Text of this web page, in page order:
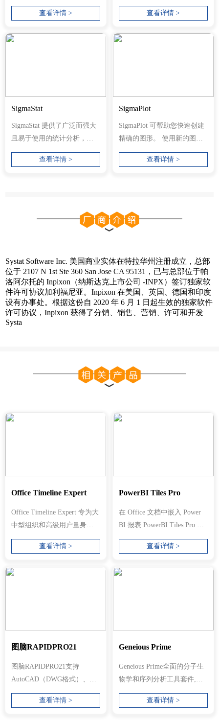
图表和图形，简化您的研究
并增强您...
查看详情 >
包括高达 16 位的灰度图像。
查看详情 >
SigmaStat
SigmaStat 提供了广泛而强大
且易于使用的统计分析，专
为满足研究科学家和工程师
的需求而...
查看详情 >
SigmaPlot
SigmaPlot 可帮助您快速创建
精确的图形。 使用新的图表
属性用户界面，您可以选择
查看详情 >
Systat Software Inc. 美国商业实体在特拉华州注册成立，总部
位于 2107 N 1st Ste 360​​ San Jose CA 95131，已与总部位于帕
洛阿尔托的 Inpixon（纳斯达克上市公司 -INPX）签订独家软
件许可协议加利福尼亚。Inpixon 在美国、英国、德国和印度
设有办事处。根据这份自 2020 年 6 月 1 日起生效的独家软件
许可协议，Inpixon 获得了分销、销售、营销、许可和开发
Systa
Office Timeline Expert
Office Timeline Expert 专为大
中型组织和高级用户量身定
制，提供我们最先进的功能
查看详情 >
PowerBI Tiles Pro
在 Office 文档中嵌入 Power
BI 报表 PowerBI Tiles Pro 是
一个 Office 加载项，允许
查看详情 >
图脑RAPIDPRO21
图脑RAPIDPRO21支持
AutoCAD（DWG格式）、
Jw_cad（JWW格式、JWC格
式）、DXF、SXF等输入输
查看详情 >
Geneious Prime
Geneious Prime全面的分子生
物学和序列分析工具套件,通
过将原始数据转换为可视化
查看详情 >